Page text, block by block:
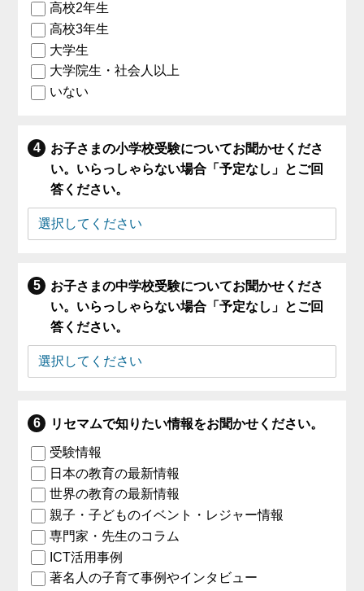
高校2年生
高校3年生
大学生
大学院生・社会人以上
いない
お子さまの小学校受験についてお聞かせくださ
い。いらっしゃらない場合「予定なし」とご回
答ください。
お子さまの中学校受験についてお聞かせくださ
い。いらっしゃらない場合「予定なし」とご回
答ください。
リセマムで知りたい情報をお聞かせください。
受験情報
日本の教育の最新情報
世界の教育の最新情報
親子・子どものイベント・レジャー情報
専門家・先生のコラム
ICT活用事例
著名人の子育て事例やインタビュー